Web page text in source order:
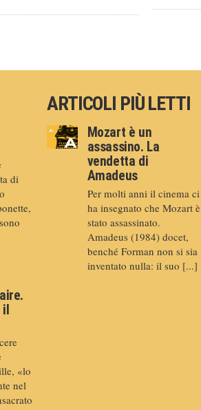
di
«lo
nel
ARTICOLI PIÙ LETTI
Mozart è un
assassino. La
vendetta di
Amadeus
Per molti anni il cinema ci
ha insegnato che Mozart è
stato assassinato.
Amadeus (1984) docet,
benché Forman non si sia
inventato nulla: il suo [...]